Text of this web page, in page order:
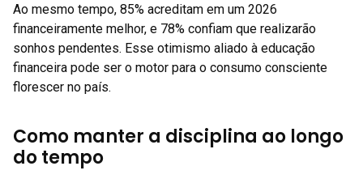
Ao mesmo tempo, 85% acreditam em um 2026
financeiramente melhor, e 78% confiam que realizarão
sonhos pendentes. Esse otimismo aliado à educação
financeira pode ser o motor para o consumo consciente
florescer no país.
Como manter a disciplina ao longo
do tempo